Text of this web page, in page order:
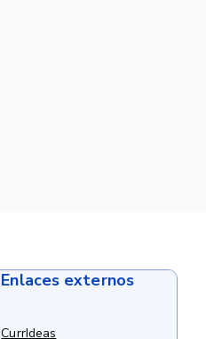
Enlaces externos
CurrIdeas